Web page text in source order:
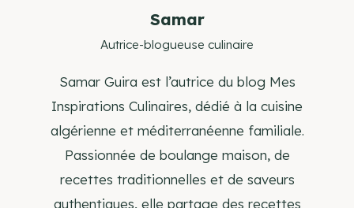
Samar
Autrice-blogueuse culinaire
Samar Guira est l’autrice du blog Mes
Inspirations Culinaires, dédié à la cuisine
algérienne et méditerranéenne familiale.
Passionnée de boulange maison, de
recettes traditionnelles et de saveurs
authentiques, elle partage des recettes